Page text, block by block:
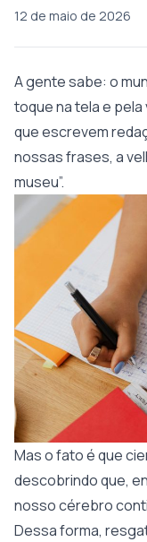
12 de maio de 2026
A gente sabe: o
toque na tela e pela
que escrevem
nossas frases, a
museu”.
Mas o fato é que
descobrindo que,
nosso cérebro
Dessa forma,